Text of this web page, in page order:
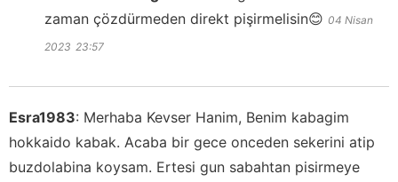
zaman çözdürmeden direkt pişirmelisin😊 04 Nisan
2023 23:57
Esra1983: Merhaba Kevser Hanim, Benim kabagim
hokkaido kabak. Acaba bir gece onceden sekerini atip
buzdolabina koysam. Ertesi gun sabahtan pisirmeye